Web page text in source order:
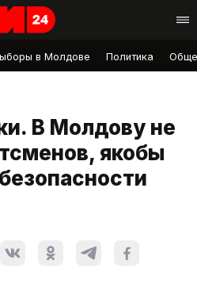
в Молдове Политика
В Молдову не
якобы